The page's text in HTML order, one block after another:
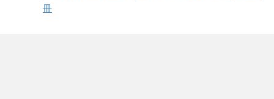
冊